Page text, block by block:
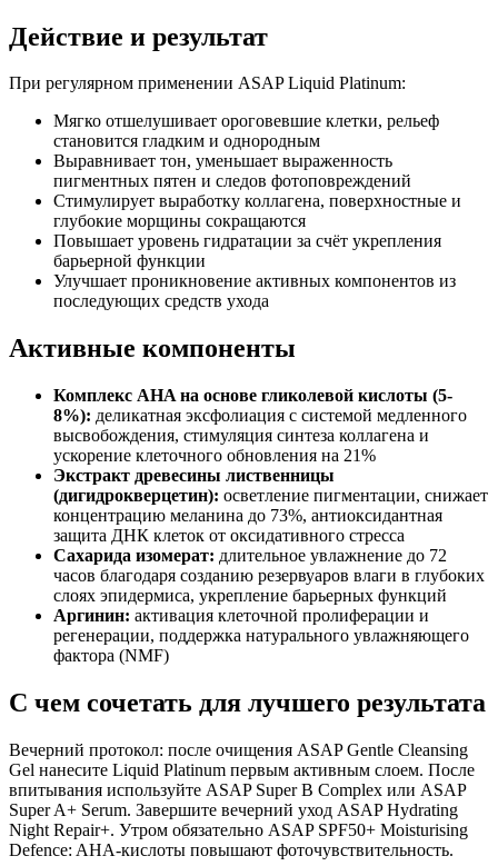
Действие и результат
При регулярном применении ASAP Liquid Platinum:
Мягко отшелушивает ороговевшие клетки, рельеф
становится гладким и однородным
Выравнивает тон, уменьшает выраженность
пигментных пятен и следов фотоповреждений
Стимулирует выработку коллагена, поверхностные и
глубокие морщины сокращаются
Повышает уровень гидратации за счёт укрепления
барьерной функции
Улучшает проникновение активных компонентов из
последующих средств ухода
Активные компоненты
Комплекс AHA на основе гликолевой кислоты (5-
8%): деликатная эксфолиация с системой медленного
высвобождения, стимуляция синтеза коллагена и
ускорение клеточного обновления на 21%
Экстракт древесины лиственницы
(дигидрокверцетин): осветление пигментации, снижает
концентрацию меланина до 73%, антиоксидантная
защита ДНК клеток от оксидативного стресса
Сахарида изомерат: длительное увлажнение до 72
часов благодаря созданию резервуаров влаги в глубоких
слоях эпидермиса, укрепление барьерных функций
Аргинин: активация клеточной пролиферации и
регенерации, поддержка натурального увлажняющего
фактора (NMF)
С чем сочетать для лучшего результата
Вечерний протокол: после очищения ASAP Gentle Cleansing
Gel нанесите Liquid Platinum первым активным слоем. После
впитывания используйте ASAP Super B Complex или ASAP
Super A+ Serum. Завершите вечерний уход ASAP Hydrating
Night Repair+. Утром обязательно ASAP SPF50+ Moisturising
Defence: AHA-кислоты повышают фоточувствительность.